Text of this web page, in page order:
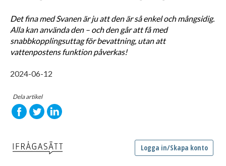
Det fina med Svanen är ju att den är så enkel och mångsidig.
Alla kan använda den – och den går att få med
snabbkopplingsuttag för bevattning, utan att
vattenpostens funktion påverkas!
2024-06-12
Dela artikel